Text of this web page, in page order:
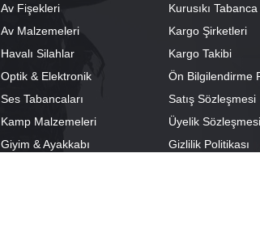
Av Fişekleri
Av Malzemeleri
Havalı Silahlar
Optik & Elektronik
Ses Tabancaları
Kamp Malzemeleri
Giyim & Ayakkabı
Kurusıkı
Kargo Şirketleri
Kargo Takibi
Ön Bilgilendirme
Satış Sözleşmesi
Üyelik Sözleşmesi
Gizlilik Politikası